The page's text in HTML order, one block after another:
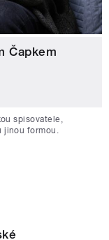
Čapkem
spisovatele,
jinou formou.